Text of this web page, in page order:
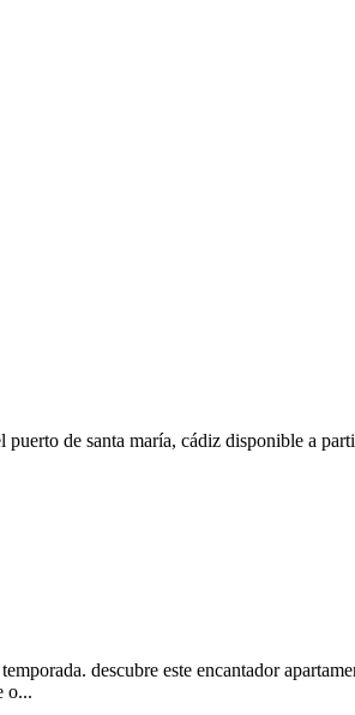
de santa maría, cádiz disponible a
descubre este encantador
o...